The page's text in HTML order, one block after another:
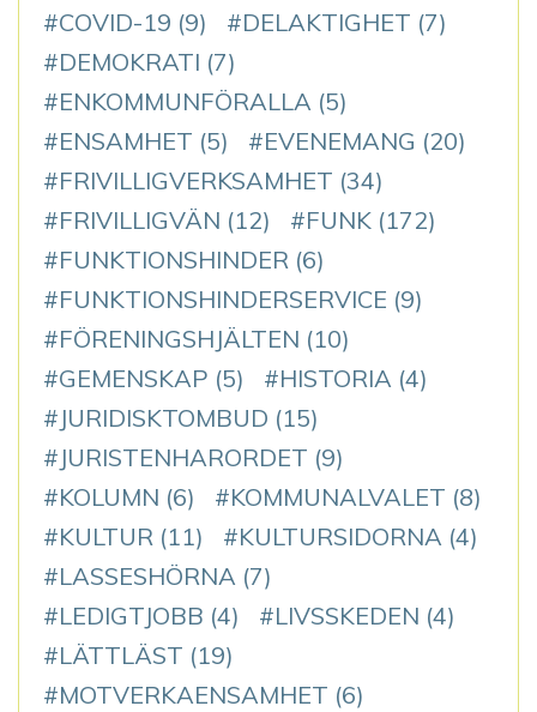
COVID-19 (9) DELAKTIGHET (7)
DEMOKRATI (7)
ENKOMMUNFÖRALLA (5)
ENSAMHET (5) EVENEMANG (20)
FRIVILLIGVERKSAMHET (34)
FRIVILLIGVÄN (12) FUNK (172)
FUNKTIONSHINDER (6)
FUNKTIONSHINDERSERVICE (9)
FÖRENINGSHJÄLTEN (10)
GEMENSKAP (5) HISTORIA (4)
JURIDISKTOMBUD (15)
JURISTENHARORDET (9)
KOLUMN (6) KOMMUNALVALET (8)
KULTUR (11) KULTURSIDORNA (4)
LASSESHÖRNA (7)
LEDIGTJOBB (4) LIVSSKEDEN (4)
LÄTTLÄST (19)
MOTVERKAENSAMHET (6)